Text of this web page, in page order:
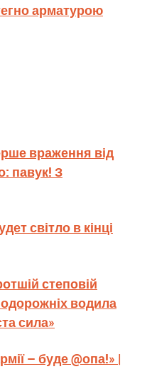
арматурою
враження від
павук! З
світло в кінці
степовій
водила
сила»
– буде @опа!» |